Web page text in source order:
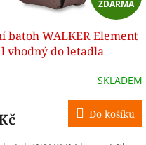
D
A
R
M
A
ZDARMA
batoh WALKER Element
l vhodný do letadla
SKLADEM
Do košíku